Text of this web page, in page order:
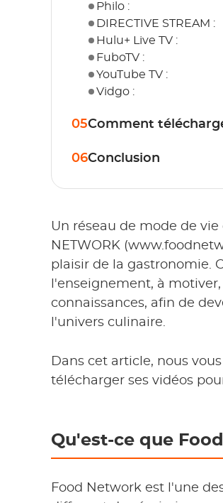
Philo :
DIRECTIVE STREAM :
Hulu+ Live TV :
FuboTV :
YouTube TV :
Vidgo :
05Comment
06Conclusion
Un réseau de mode de
NETWORK
plaisir de la gastronomie.
l'enseignement, à
connaissances, afin de
l'univers culinaire.
Dans cet article, nous
télécharger ses vidéos
Qu'est-ce que
Food Network est l'une